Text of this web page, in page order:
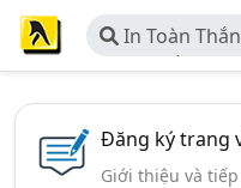
In Toàn
Toàn Thắng
Đăng ký trang
Giới thiệu và